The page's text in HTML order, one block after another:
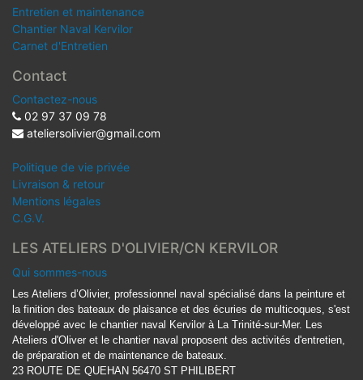
Entretien et maintenance
Chantier Naval Kervilor
Carnet d'Entretien
Contact
Contactez-nous
02 97 37 09 78
ateliersolivier@gmail.com
Politique de vie privée
Livraison & retour
Mentions légales
C.G.V.
LES ATELIERS D'OLIVIER/CN KERVILOR
Qui sommes-nous
Les Ateliers d’Olivier, professionnel naval spécialisé dans la peinture et
la finition des bateaux de plaisance et des écuries de multicoques, s'est
développé avec le chantier naval Kervilor à La Trinité-sur-Mer. Les
Ateliers d'Oliver et le chantier naval proposent des activités d'entretien,
de préparation et de maintenance de bateaux.
23 ROUTE DE QUEHAN 56470 ST PHILIBERT